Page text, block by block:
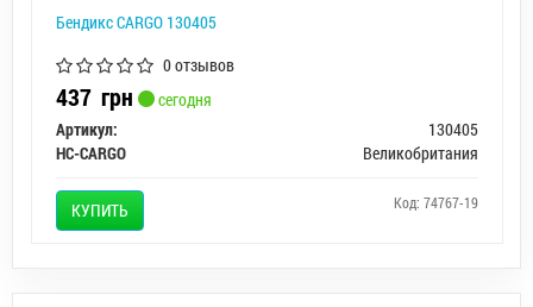
Бендикс CARGO 130405
0 отзывов
437 грн
сегодня
Артикул:
130405
HC-CARGO
Великобритания
КУПИТЬ Код: 74767-19